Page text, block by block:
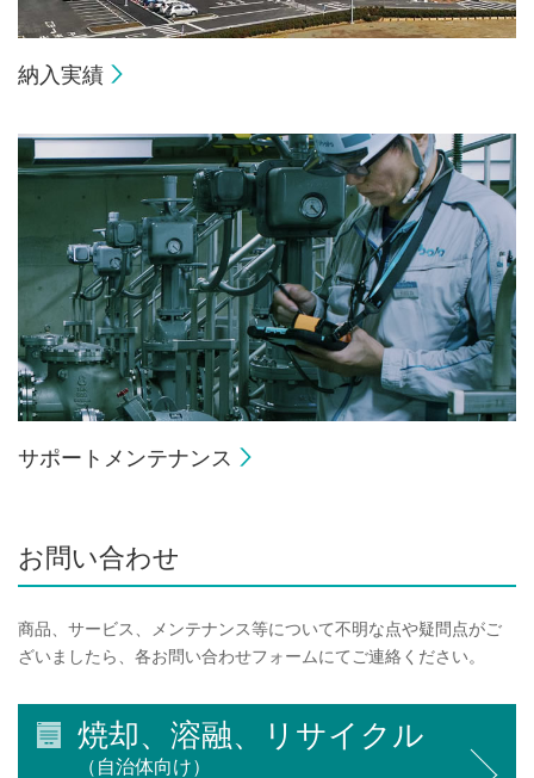
納入実績
サポートメンテナンス
お問い合わせ
商品、サービス、メンテナンス等について不明な点や疑問点がご
ざいましたら、各お問い合わせフォームにてご連絡ください。
焼却、溶融、リサイクル
（自治体向け）